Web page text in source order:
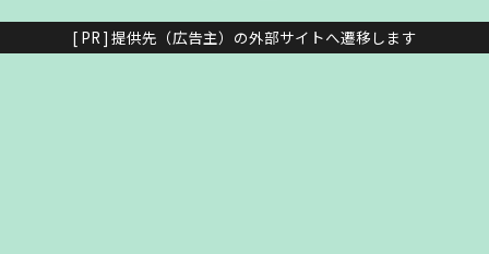
[ PR ] 提供先（広告主）の外部サイトへ遷移します